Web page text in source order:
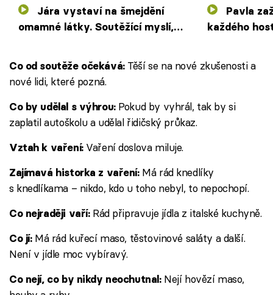
omamné látky. Soutěžící myslí,
každého
Co od soutěže očekává:Těší se na nové zkušenosti a
nové lidi, které pozná.
Co by udělal s výhrou:Pokud by vyhrál, tak by si
zaplatil autoškolu a udělal řidičský průkaz.
Vztah k vaření:Vaření doslova miluje.
Zajímavá historka z vaření:Má rád knedlíky
s knedlíkama – nikdo, kdo u toho nebyl, to nepochopí.
Co nejraději vaří:Rád připravuje jídla z italské kuchyně.
Co jí:Má rád kuřecí maso, těstovinové saláty a další.
Není v jídle moc vybíravý.
Co nejí, co by nikdy neochutnal:Nejí hovězí maso,